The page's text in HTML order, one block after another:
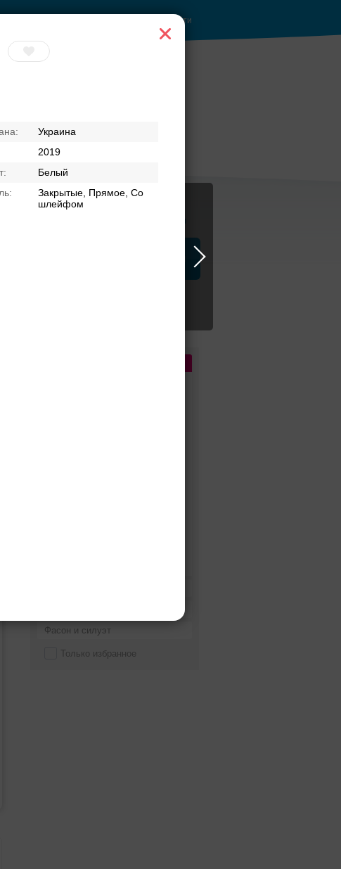
Украина
2019
Белый
Закрытые, Прямое, Со
шлейфом
Войти
Журнал
Фасон и силуэт
Только избранное